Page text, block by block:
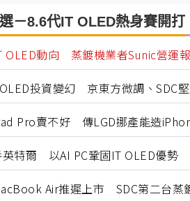
－8.6代IT OLED熱身賽開打
OLED動向 蒸鍍機業者Sunic營運
投資變幻 京東方微調、SDC
Pro賣不好 傳LGD挪產能造
英特爾 以AI PC鞏固IT OLED優勢
Air推遲上市 SDC第二台蒸